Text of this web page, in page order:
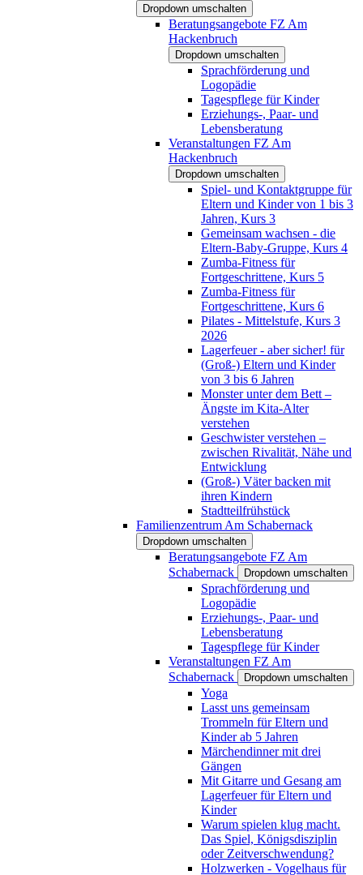
Dropdown umschalten
Beratungsangebote FZ Am
Hackenbruch
Dropdown umschalten
Sprachförderung und
Logopädie
Tagespflege für Kinder
Erziehungs-, Paar- und
Lebensberatung
Veranstaltungen FZ Am
Hackenbruch
Dropdown umschalten
Spiel- und Kontaktgruppe für
Eltern und Kinder von 1 bis 3
Jahren, Kurs 3
Gemeinsam wachsen - die
Eltern-Baby-Gruppe, Kurs 4
Zumba-Fitness für
Fortgeschrittene, Kurs 5
Zumba-Fitness für
Fortgeschrittene, Kurs 6
Pilates - Mittelstufe, Kurs 3
2026
Lagerfeuer - aber sicher! für
(Groß-) Eltern und Kinder
von 3 bis 6 Jahren
Monster unter dem Bett –
Ängste im Kita-Alter
verstehen
Geschwister verstehen –
zwischen Rivalität, Nähe und
Entwicklung
(Groß-) Väter backen mit
ihren Kindern
Stadtteilfrühstück
Familienzentrum Am Schabernack
Dropdown umschalten
Beratungsangebote FZ Am
Schabernack
Dropdown umschalten
Sprachförderung und
Logopädie
Erziehungs-, Paar- und
Lebensberatung
Tagespflege für Kinder
Veranstaltungen FZ Am
Schabernack
Dropdown umschalten
Yoga
Lasst uns gemeinsam
Trommeln für Eltern und
Kinder ab 5 Jahren
Märchendinner mit drei
Gängen
Mit Gitarre und Gesang am
Lagerfeuer für Eltern und
Kinder
Warum spielen klug macht.
Das Spiel, Königsdisziplin
oder Zeitverschwendung?
Holzwerken - Vogelhaus für